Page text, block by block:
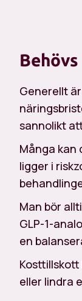
Generellt
sannolikt
Många kan
ligger i
Man bör
GLP-1-
en
eller lindra